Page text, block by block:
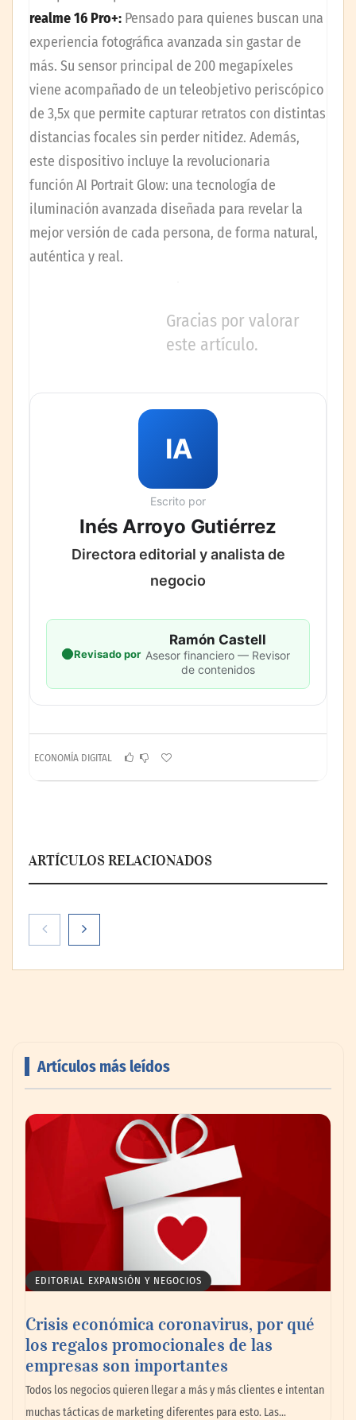
realme 16 Pro+: Pensado para quienes buscan una
experiencia fotográfica avanzada sin gastar de
más. Su sensor principal de 200 megapíxeles
viene acompañado de un teleobjetivo periscópico
de 3,5x que permite capturar retratos con distintas
distancias focales sin perder nitidez. Además,
este dispositivo incluye la revolucionaria
función AI Portrait Glow: una tecnología de
iluminación avanzada diseñada para revelar la
mejor versión de cada persona, de forma natural,
auténtica y real.
Gracias por valorar
este artículo.
IA
Escrito por
Inés Arroyo Gutiérrez
Directora editorial y analista de
negocio
Revisado por
Ramón Castell
Asesor financiero — Revisor
de contenidos
ECONOMÍA DIGITAL
ARTÍCULOS RELACIONADOS
pisos deportivos para gimnasios en México
La llanta más cara puede ser la que menos
cuesta: Michelin lo demuestra ante notario
Artículos más leídos
EDITORIAL EXPANSIÓN Y NEGOCIOS
Crisis económica coronavirus, por qué
los regalos promocionales de las
empresas son importantes
Todos los negocios quieren llegar a más y más clientes e intentan
muchas tácticas de marketing diferentes para esto. Las…